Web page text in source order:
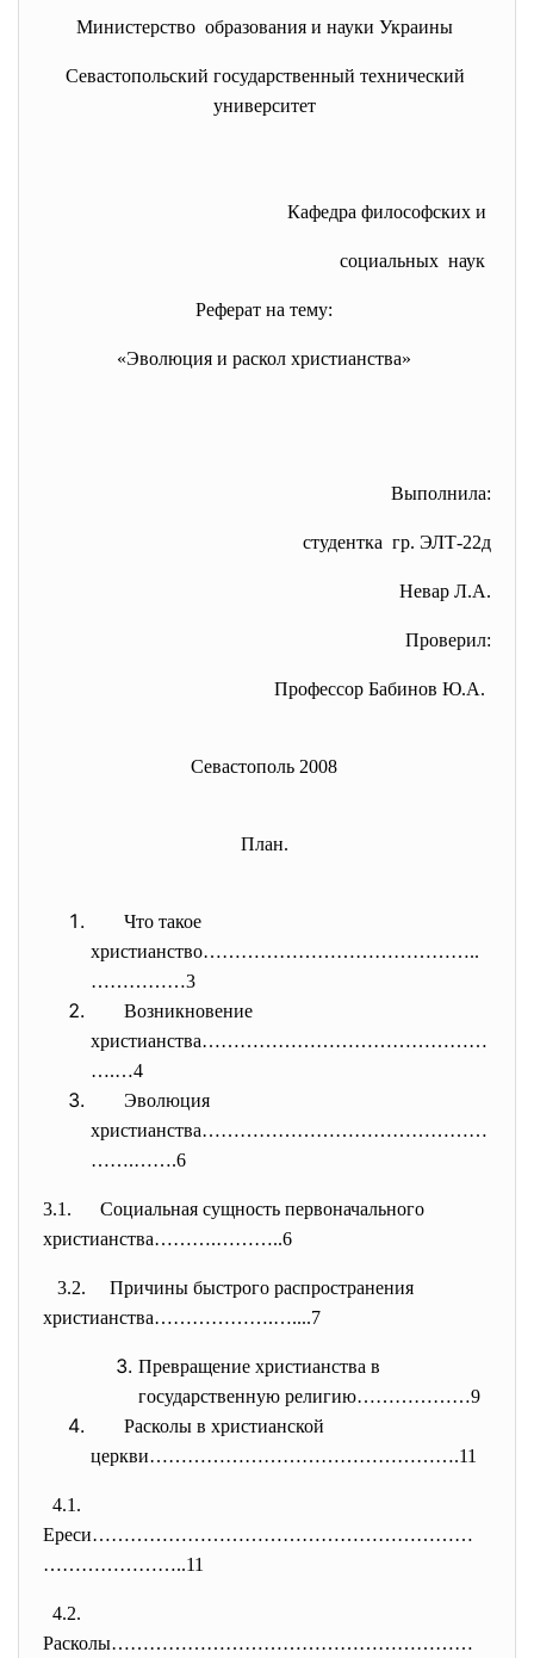
Министерство образования и науки Украины
Севастопольский государственный технический
университет
Кафедра философских и
социальных наук
Реферат на тему:
«Эволюция и раскол христианства»
Выполнила:
студентка гр. ЭЛТ-22д
Невар Л.А.
Проверил:
Профессор Бабинов Ю.А.
Севастополь 2008
План.
Что такое
христианство……………………………………..
……………3
Возникновение
христианства………………………………………
….…4
Эволюция
христианства………………………………………
…….…….6
3.1. Социальная сущность первоначального
христианства……….………..6
3.2. Причины быстрого распространения
христианства……………….…....7
Превращение христианства в
государственную религию………………9
Расколы в христианской
церкви………………………………………….11
4.1.
Ереси……………………………………………………
…………………..11
4.2.
Расколы…………………………………………………